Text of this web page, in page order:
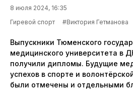
8 июля 2024, 16:35
Гиревой спорт
#Виктория Гетманова
Выпускники Тюменского
медицинского университета в
получили дипломы. Будущие
успехов в спорте и
были отмечены и отдельными